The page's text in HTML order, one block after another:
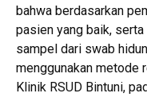
bahwa berdasarkan
pasien yang baik,
sampel dari swab
menggunakan metode
Klinik RSUD Bintuni,